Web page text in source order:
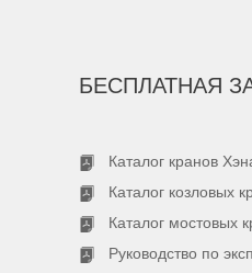
БЕСПЛАТНАЯ
Каталог кранов
Каталог козловых
Каталог мостовых
Руководство по